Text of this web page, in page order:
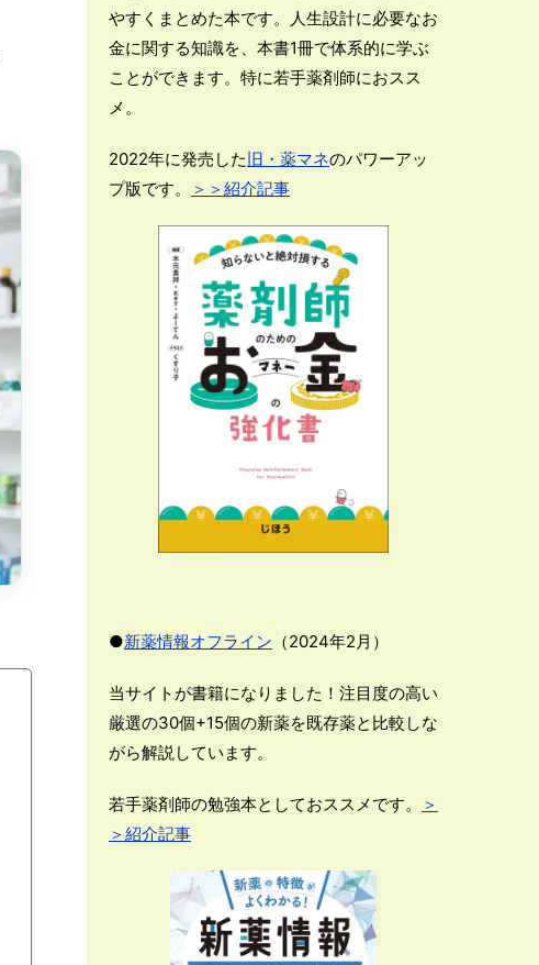
やすくまとめた本です。人生設計に必要なお
金に関する知識を、本書1冊で体系的に学ぶ
ことができます。特に若手薬剤師におスス
メ。
2022年に発売した旧・薬マネのパワーアッ
プ版です。
＞＞紹介記事
●新薬情報オフライン （2024年2月）
当サイトが書籍になりました！注目度の高い
厳選の30個+15個の新薬を既存薬と比較しな
がら解説しています。
若手薬剤師の勉強本としておススメです。
＞
＞紹介記事